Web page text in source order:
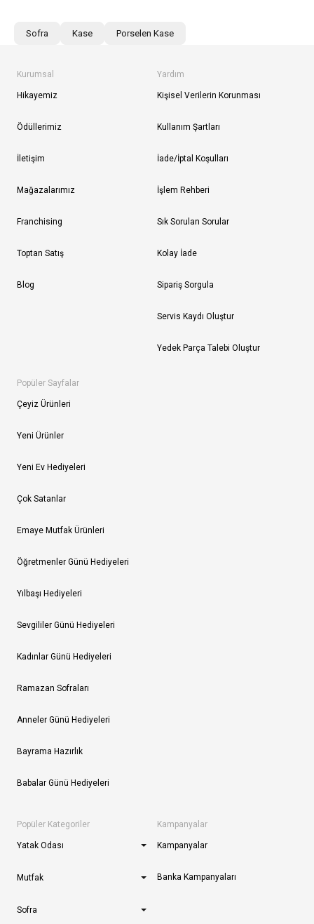
Sofra Kase Porselen Kase
Kurumsal
Hikayemiz
Ödüllerimiz
İletişim
Mağazalarımız
Franchising
Toptan Satış
Blog
Yardım
Kişisel Verilerin Korunması
Kullanım Şartları
İade/İptal Koşulları
İşlem Rehberi
Sık Sorulan Sorular
Kolay İade
Sipariş Sorgula
Servis Kaydı Oluştur
Yedek Parça Talebi Oluştur
Popüler Sayfalar
Çeyiz Ürünleri
Yeni Ürünler
Yeni Ev Hediyeleri
Çok Satanlar
Emaye Mutfak Ürünleri
Öğretmenler Günü Hediyeleri
Yılbaşı Hediyeleri
Sevgililer Günü Hediyeleri
Kadınlar Günü Hediyeleri
Ramazan Sofraları
Anneler Günü Hediyeleri
Bayrama Hazırlık
Babalar Günü Hediyeleri
Popüler Kategoriler
Yatak Odası
Mutfak
Sofra
Kampanyalar
Kampanyalar
Banka Kampanyaları